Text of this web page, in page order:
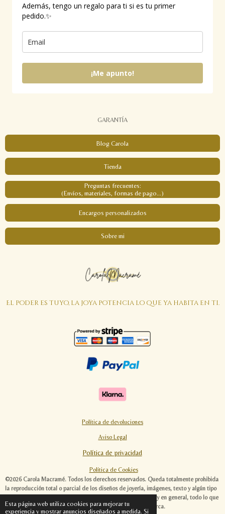
Esta página web utiliza cookies para mejorar tu
experiencia y mostrar anuncios diseñados a medida. Si
Además, tengo un regalo para ti si es tu primer
pedido.✨
¡Me apunto!
GARANTÍA
Blog Carola
Tienda
Preguntas frecuentes:
(Envíos, materiales, formas de pago...)
Encargos personalizados
Sobre mi
El poder es tuyo, la joya potencia lo que ya habita en ti.
Política de devoluciones
Aviso Legal
Política de privacidad
Política de Cookies
©2026 Carola Macramé. Todos los derechos reservados. Queda totalmente prohibida
la reproducción total o parcial de los diseños de joyería, imágenes, texto y algún tipo
de contenido de esta página web. Las ideas, diseños, textos y en general, todo lo que
envuelve al universo Carola Macramé, es original de esta marca.